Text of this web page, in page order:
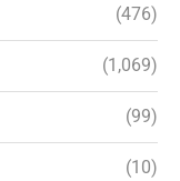
(476)
(1,069)
(99)
(10)